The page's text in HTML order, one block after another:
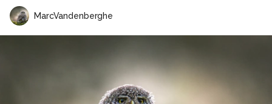
MarcVandenberghe